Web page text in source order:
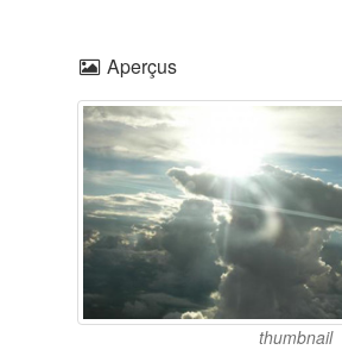
Aperçus
thumbnail